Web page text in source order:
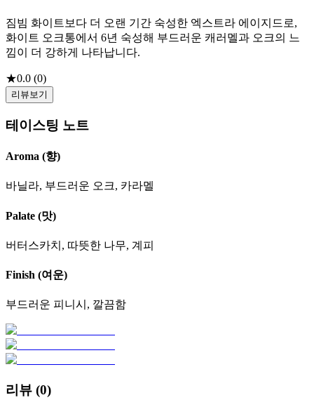
짐빔 화이트보다 더 오랜 기간 숙성한 엑스트라 에이지드로,
화이트 오크통에서 6년 숙성해 부드러운 캐러멜과 오크의 느
낌이 더 강하게 나타납니다.
★0.0 (0)
리뷰보기
테이스팅 노트
Aroma (향)
바닐라, 부드러운 오크, 카라멜
Palate (맛)
버터스카치, 따뜻한 나무, 계피
Finish (여운)
부드러운 피니시, 깔끔함
리뷰 (0)